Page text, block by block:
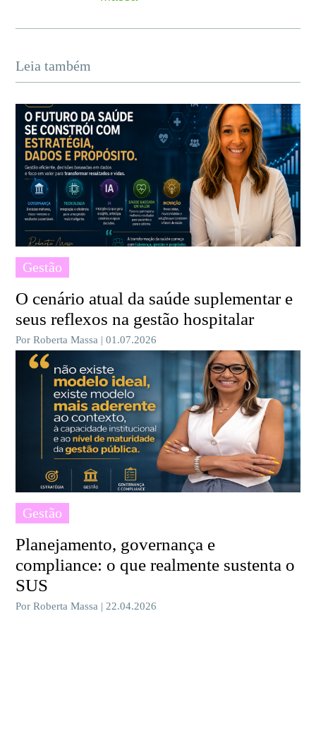
Leia também
Gestão
O cenário atual da saúde suplementar e
seus reflexos na gestão hospitalar
Por Roberta Massa | 01.07.2026
Gestão
Planejamento, governança e
compliance: o que realmente sustenta o
SUS
Por Roberta Massa | 22.04.2026